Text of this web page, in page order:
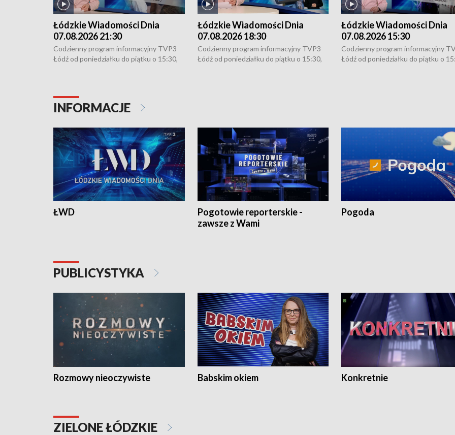
Łódzkie Wiadomości Dnia
07.08.2026 21:30
Codzienny program informacyjny TVP3
Łódź od poniedziałku do piątku o 15:30,
Łódzkie Wiadomości Dnia
07.08.2026 18:30
Codzienny program informacyjny TVP3
Łódź od poniedziałku do piątku o 15:30,
Łódzkie Wiadomości Dnia
07.08.2026 15:30
Codzienny program informacyjny
Łódź od poniedziałku do piątku o
INFORMACJE
ŁWD
Pogotowie reporterskie -
zawsze z Wami
Pogoda
PUBLICYSTYKA
Rozmowy nieoczywiste Babskim okiem Konkretnie
ZIELONE ŁÓDZKIE